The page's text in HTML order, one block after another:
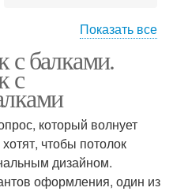
Фальшбалки в
интерьере
Вертикальные балки
Показать все
с балками.
с
который волнует
чтобы потолок
дизайном.
оформления, один из